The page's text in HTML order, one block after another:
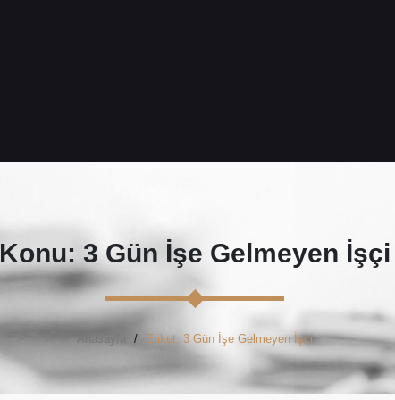
Konu: 3 Gün İşe Gelmeyen İşçi
Anasayfa Etiket: 3 Gün İşe Gelmeyen İşçi